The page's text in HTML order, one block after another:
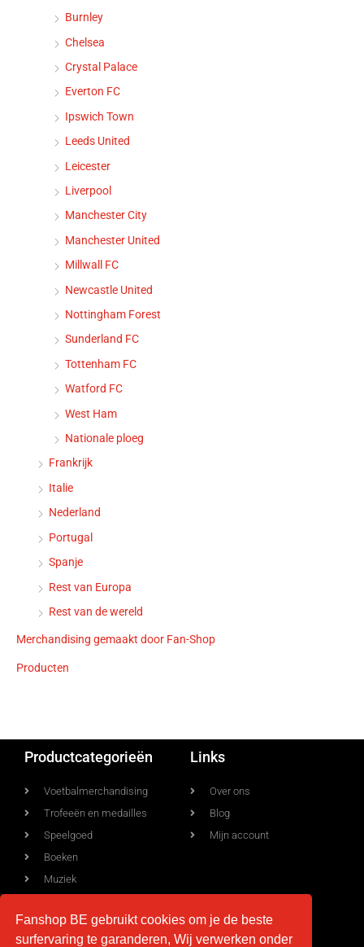
Burnley
Chelsea
Crystal Palace
Everton FC
Ipswich Town
Leeds United
Leicester
Liverpool
Manchester City
Manchester United
Millwall FC
Newcastle United
Nottingham Forest
Sunderland FC
Tottenham FC
Watford FC
West Ham
Nationale ploeg
Frankrijk
Italie
Nederland
Portugal
Spanje
Rest van Europa
Rest van de wereld
Merchandising gemaakt door Fan-Shop
Producten
Productcategorieën
Voetbalmerchandising
Trofeeën en medailles
Speelgoed
Boeken
Muziek
Links
Over ons
Blog
Mijn account
Fanshop BE gebruikt cookies om je de beste
surfervaring te garanderen, Wij verwerken onder